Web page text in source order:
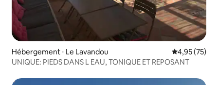
Hébergement ⋅ Le Lavandou Évaluation
4,95 (75)
UNIQUE: PIEDS DANS L EAU, TONIQUE ET REPOSANT